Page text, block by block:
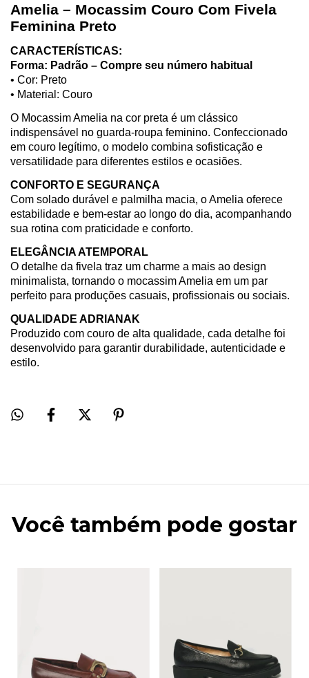
Amelia – Mocassim Couro Com Fivela
Feminina Preto
CARACTERÍSTICAS:
Forma: Padrão – Compre seu número habitual
• Cor: Preto
• Material: Couro
O Mocassim Amelia na cor preta é um clássico
indispensável no guarda-roupa feminino. Confeccionado
em couro legítimo, o modelo combina sofisticação e
versatilidade para diferentes estilos e ocasiões.
CONFORTO E SEGURANÇA
Com solado durável e palmilha macia, o Amelia oferece
estabilidade e bem-estar ao longo do dia, acompanhando
sua rotina com praticidade e conforto.
ELEGÂNCIA ATEMPORAL
O detalhe da fivela traz um charme a mais ao design
minimalista, tornando o mocassim Amelia em um par
perfeito para produções casuais, profissionais ou sociais.
QUALIDADE ADRIANAK
Produzido com couro de alta qualidade, cada detalhe foi
desenvolvido para garantir durabilidade, autenticidade e
estilo.
Você também pode gostar